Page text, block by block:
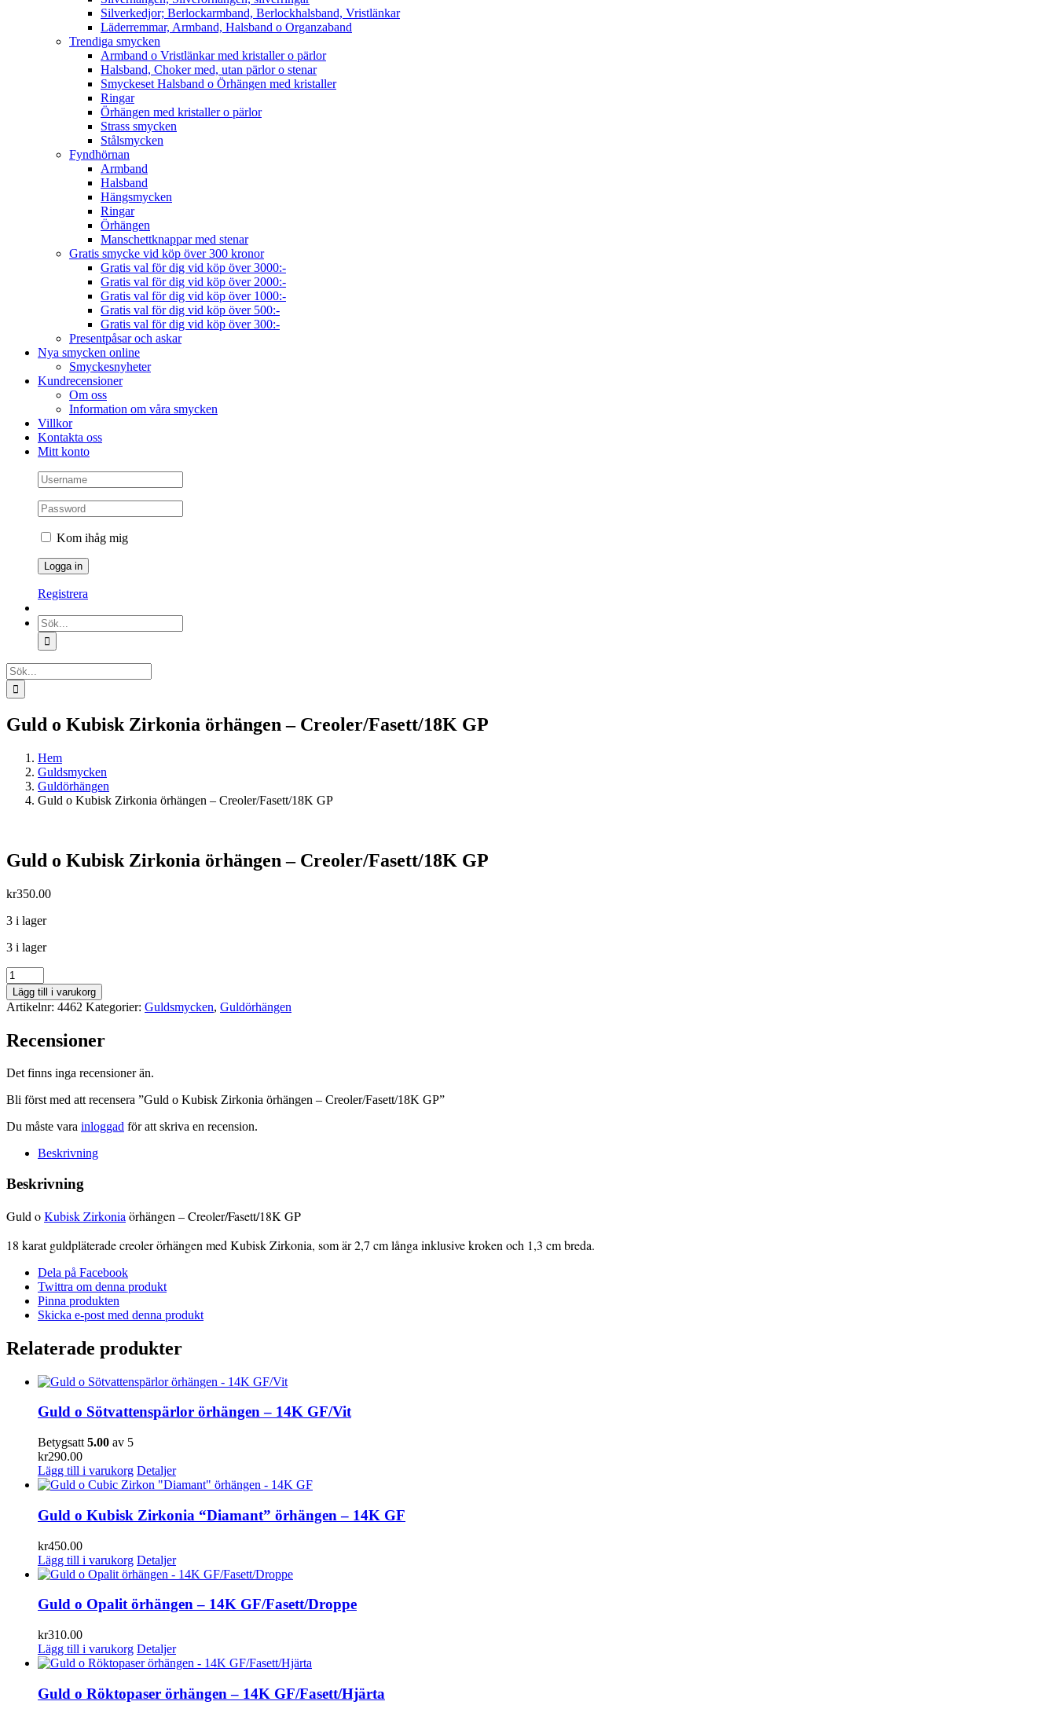
Silverkedjor; Berlockarmband, Berlockhalsband, Vristlänkar
Läderremmar, Armband, Halsband o Organzaband
Trendiga smycken
Armband o Vristlänkar med kristaller o pärlor
Halsband, Choker med, utan pärlor o stenar
Smyckeset Halsband o Örhängen med kristaller
Ringar
Örhängen med kristaller o pärlor
Strass smycken
Stålsmycken
Fyndhörnan
Armband
Halsband
Hängsmycken
Ringar
Örhängen
Manschettknappar med stenar
Gratis smycke vid köp över 300 kronor
Gratis val för dig vid köp över 3000:-
Gratis val för dig vid köp över 2000:-
Gratis val för dig vid köp över 1000:-
Gratis val för dig vid köp över 500:-
Gratis val för dig vid köp över 300:-
Presentpåsar och askar
Nya smycken online
Smyckesnyheter
Kundrecensioner
Om oss
Information om våra smycken
Villkor
Kontakta oss
Mitt konto
Kom ihåg mig
Registrera
Sök
efter:
Sök
efter:
Guld o Kubisk Zirkonia örhängen – Creoler/Fasett/18K GP
Hem
Guldsmycken
Guldörhängen
Guld o Kubisk Zirkonia örhängen – Creoler/Fasett/18K GP
Guld o Kubisk Zirkonia örhängen – Creoler/Fasett/18K GP
kr350.00
3 i lager
3 i lager
Guld
o
Kubisk
Zirkonia
-
GP
Lägg till i varukorg
Artikelnr: 4462 Kategorier: Guldsmycken, Guldörhängen
Recensioner
Det finns inga recensioner än.
Bli först med att recensera ”Guld o Kubisk Zirkonia örhängen – Creoler/Fasett/18K GP”
Du måste vara inloggad för att skriva en recension.
Beskrivning
Beskrivning
Guld oKubisk Zirkonia örhängen – Creoler/Fasett/18K GP
18 karat guldpläterade creoler örhängen med Kubisk Zirkonia, som är 2,7 cm långa inklusive kroken och 1,3 cm breda.
Dela på Facebook
Twittra om denna produkt
Pinna produkten
Skicka e-post med denna produkt
Relaterade produkter
Guld o Sötvattenspärlor örhängen – 14K GF/Vit
Betygsatt 5.00 av 5
kr290.00
Lägg till i varukorg Detaljer
Guld o Kubisk Zirkonia “Diamant” örhängen – 14K GF
kr450.00
Lägg till i varukorg Detaljer
Guld o Opalit örhängen – 14K GF/Fasett/Droppe
kr310.00
Lägg till i varukorg Detaljer
Guld o Röktopaser örhängen – 14K GF/Fasett/Hjärta